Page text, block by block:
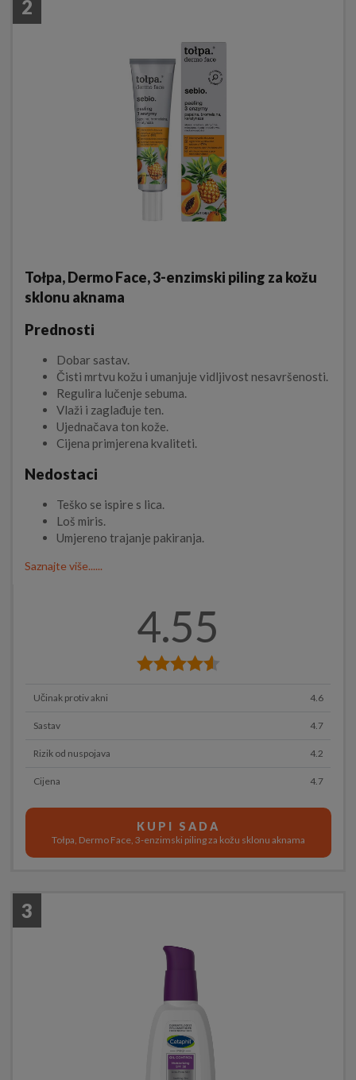
2
Tołpa, Dermo Face, 3-enzimski piling za kožu
sklonu aknama
Prednosti
Dobar sastav.
Čisti mrtvu kožu i umanjuje vidljivost nesavršenosti.
Regulira lučenje sebuma.
Vlaži i zaglađuje ten.
Ujednačava ton kože.
Cijena primjerena kvaliteti.
Nedostaci
Teško se ispire s lica.
Loš miris.
Umjereno trajanje pakiranja.
Saznajte više......
4.55
Učinak protiv akni 4.6
Sastav 4.7
Rizik od nuspojava 4.2
Cijena 4.7
KUPI SADA
Tołpa, Dermo Face, 3-enzimski piling za kožu sklonu aknama
3